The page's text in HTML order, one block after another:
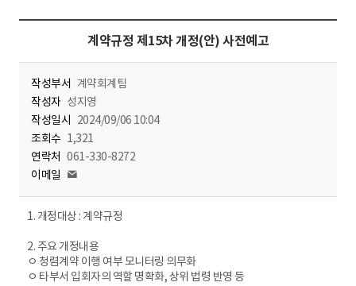
계약규정 제15차 개정(안) 사전예고
작성부서 계약회계팀
작성자 성지영
작성일시 2024/09/06 10:04
조회수 1,321
연락처 061-330-8272
이메일
1. 개정대상 : 계약규정
2. 주요 개정내용
ㅇ 청렴계약 이행 여부 모니터링 의무화
ㅇ 타부서 입회자의 역할 명확화, 상위 법령 반영 등